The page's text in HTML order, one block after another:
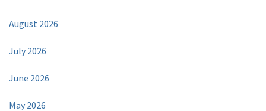
August 2026
July 2026
June 2026
May 2026